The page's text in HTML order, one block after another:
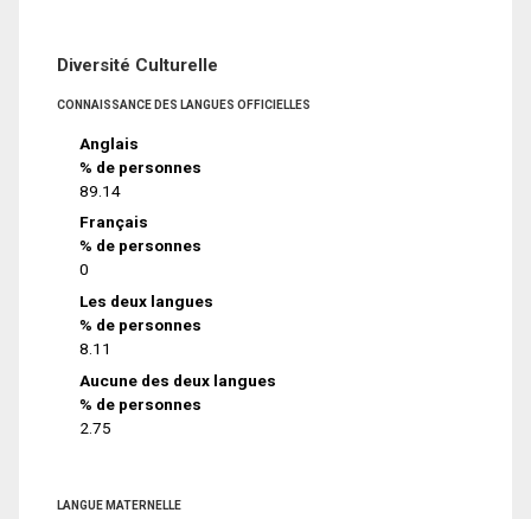
Diversité Culturelle
CONNAISSANCE DES LANGUES OFFICIELLES
Anglais
% de personnes
89.14
Français
% de personnes
0
Les deux langues
% de personnes
8.11
Aucune des deux langues
% de personnes
2.75
LANGUE MATERNELLE